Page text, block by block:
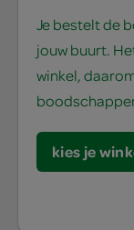
Je bestelt de
jouw buurt.
winkel,
kies je